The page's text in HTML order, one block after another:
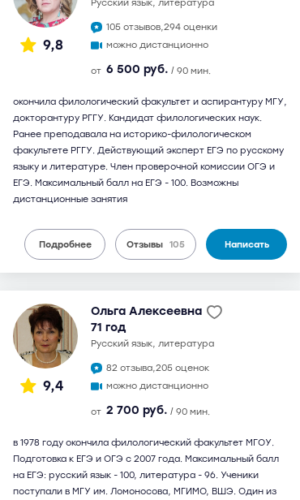
9,8
русский язык, литература
105 отзывов,294 оценки
можно дистанционно
от 6 500 руб. / 90 мин.
окончила филологический факультет и аспирантуру МГУ,
докторантуру РГГУ. Кандидат филологических наук.
Ранее преподавала на историко-филологическом
факультете РГГУ. Действующий эксперт ЕГЭ по русскому
языку и литературе. Член проверочной комиссии ОГЭ и
ЕГЭ. Максимальный балл на ЕГЭ - 100. Возможны
дистанционные занятия
Подробнее Отзывы 105 Написать
9,4
Ольга Алексеевна
71 год
русский язык, литература
82 отзыва,205 оценок
можно дистанционно
от 2 700 руб. / 90 мин.
в 1978 году окончила филологический факультет МГОУ.
Подготовка к ЕГЭ и ОГЭ с 2007 года. Максимальный балл
на ЕГЭ: русский язык - 100, литература - 96. Ученики
поступали в МГУ им. Ломоносова, МГИМО, ВШЭ. Один из